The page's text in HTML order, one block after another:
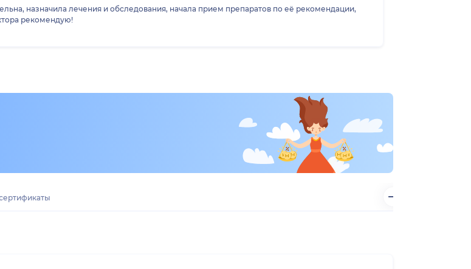
назначила лечения и обследования, начала прием препаратов по её рекомендации,
рекомендую!